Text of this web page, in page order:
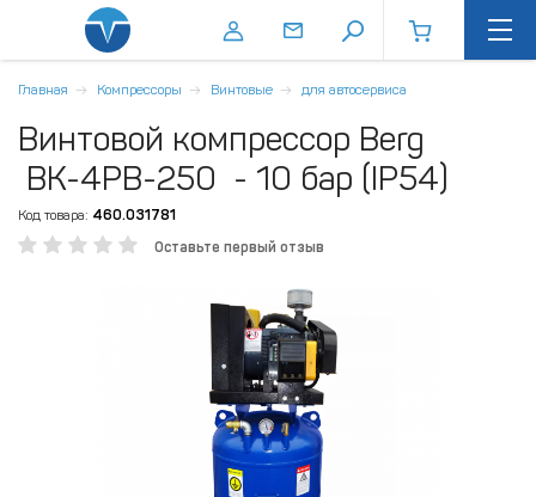
Главная Компрессоры Винтовые для автосервиса
Винтовой компрессор Berg
ВК-4РВ-250 - 10 бар (IP54)
Код товара: 460.031781
Оставьте первый отзыв